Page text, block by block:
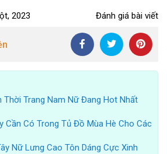
Tài Lộc
2023 Đánh giá bài viết
Thời Trang Nam Nữ Đang Hot Nhất
Cần Có Trong Tủ Đồ Mùa Hè Cho Các
Nữ Lưng Cao Tôn Dáng Cực Xinh